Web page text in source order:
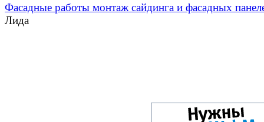
Фасадные работы монтаж сайдинга и фасадных
Лида